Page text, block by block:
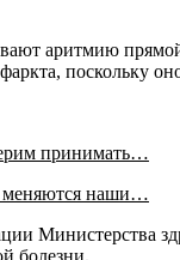
аритмию
поскольку
принимать…
меняются наши…
Министерства
болезни.